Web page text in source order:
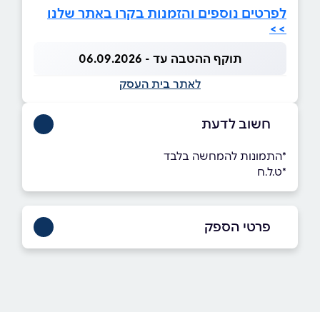
לפרטים נוספים והזמנות בקרו באתר שלנו
>>
תוקף ההטבה עד - 06.09.2026
לאתר בית העסק
חשוב לדעת
*התמונות להמחשה בלבד
*ט.ל.ח
פרטי הספק